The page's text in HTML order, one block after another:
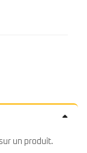
un produit.